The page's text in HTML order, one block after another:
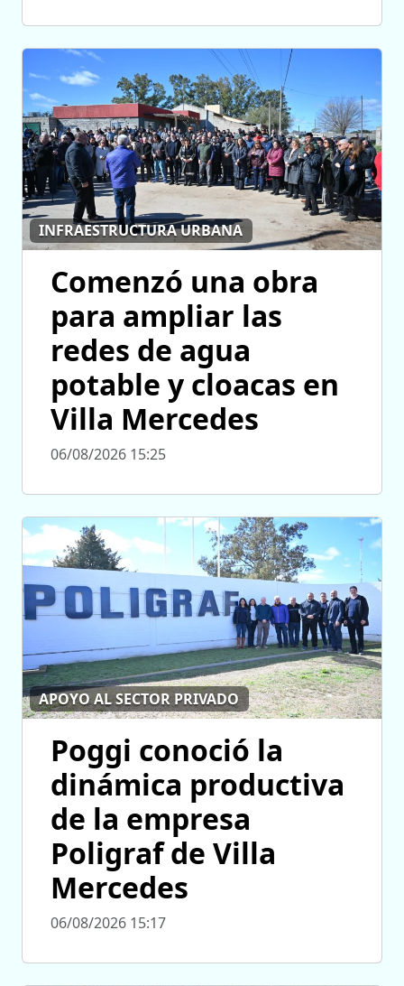
INFRAESTRUCTURA URBANA
Comenzó una obra
para ampliar las
redes de agua
potable y cloacas en
Villa Mercedes
06/08/2026 15:25
APOYO AL SECTOR PRIVADO
Poggi conoció la
dinámica productiva
de la empresa
Poligraf de Villa
Mercedes
06/08/2026 15:17